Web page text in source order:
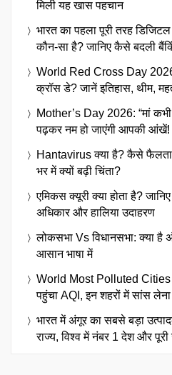
मिली यह खास पहचान
भारत का पहला पूरी तरह
कौन-सा है? जानिए कैसे बदली
World Red Cross Day 2026:
क्रॉस डे? जानें इतिहास, थीम,
Mother’s Day 2026: “मां कभी
पढ़कर नम हो जाएंगी आपकी आंखें!
Hantavirus क्या है? कैसे फैलता
भर में क्यों बढ़ी चिंता?
एमिकस क्यूरी क्या होता है?
अधिकार और हालिया उदाहरण
लोकसभा Vs विधानसभा: क्या है
आसान भाषा में
World Most Polluted Cities
पहुंचा AQI, इन शहरों में सांस
भारत में अंगूर का सबसे बड़ा
राज्य, विश्व में नंबर 1 देश और पूरी